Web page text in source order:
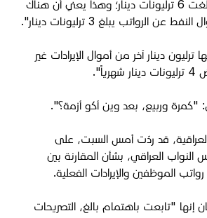
الموظفين الشهرية بلغت 6 ترليونات دينار؛ وهذا يعني أن هناك
الرواتب يبلغ 3 ترليونات دينار".
ترليون دينار آخر من أموال الإيرادات غير
"كمرة وربيع، بعد وين أكو أزمة؟".
العراقية، قد ردّت أمس السبت، على
العراقي، بشأن المقارنة بين
الموظفين والإيرادات الفعلية.
إنها "​تابعت باهتمام بالغ، التصريحات